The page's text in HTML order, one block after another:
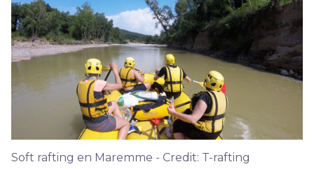
Soft rafting en Maremme - Credit: T-rafting